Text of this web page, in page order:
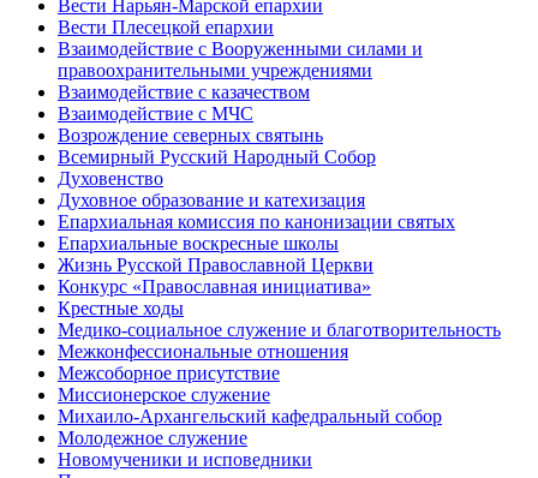
Вести Нарьян-Марской епархии
Вести Плесецкой епархии
Взаимодействие с Вооруженными силами и
правоохранительными учреждениями
Взаимодействие с казачеством
Взаимодействие с МЧС
Возрождение северных святынь
Всемирный Русский Народный Собор
Духовенство
Духовное образование и катехизация
Епархиальная комиссия по канонизации святых
Епархиальные воскресные школы
Жизнь Русской Православной Церкви
Конкурс «Православная инициатива»
Крестные ходы
Медико-социальное служение и благотворительность
Межконфессиональные отношения
Межсоборное присутствие
Миссионерское служение
Михаило-Архангельский кафедральный собор
Молодежное служение
Новомученики и исповедники